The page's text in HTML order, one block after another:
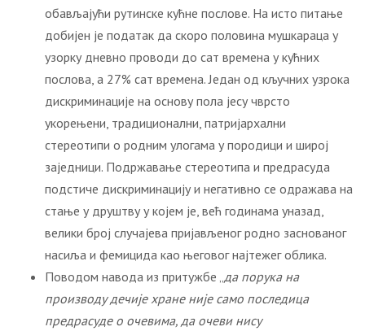
обављајући рутинске кућне послове. На исто питање
добијен је податак да скоро половина мушкараца у
узорку дневно проводи до сат времена у кућних
послова, а 27% сат времена. Један од кључних узрока
дискриминације на основу пола јесу чврсто
укорењени, традиционални, патријархални
стереотипи о родним улогама у породици и широј
заједници. Подржавање стереотипа и предрасуда
подстиче дискриминацију и негативно се одражава на
стање у друштву у којем је, већ годинама уназад,
велики број случајева пријављеног родно заснованог
насиља и фемицида као његовог најтежег облика.
Поводом навода из притужбе „да порука на
производу дечије хране није само последица
предрасуде о очевима, да очеви нису